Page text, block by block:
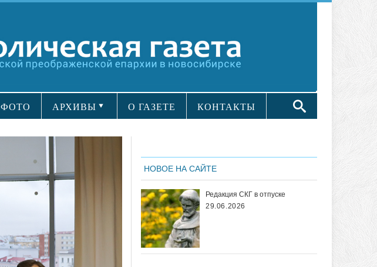
ФОТО АРХИВЫ О ГАЗЕТЕ КОНТАКТЫ
НОВОЕ НА САЙТЕ
Редакция СКГ в отпуске
29.06.2026